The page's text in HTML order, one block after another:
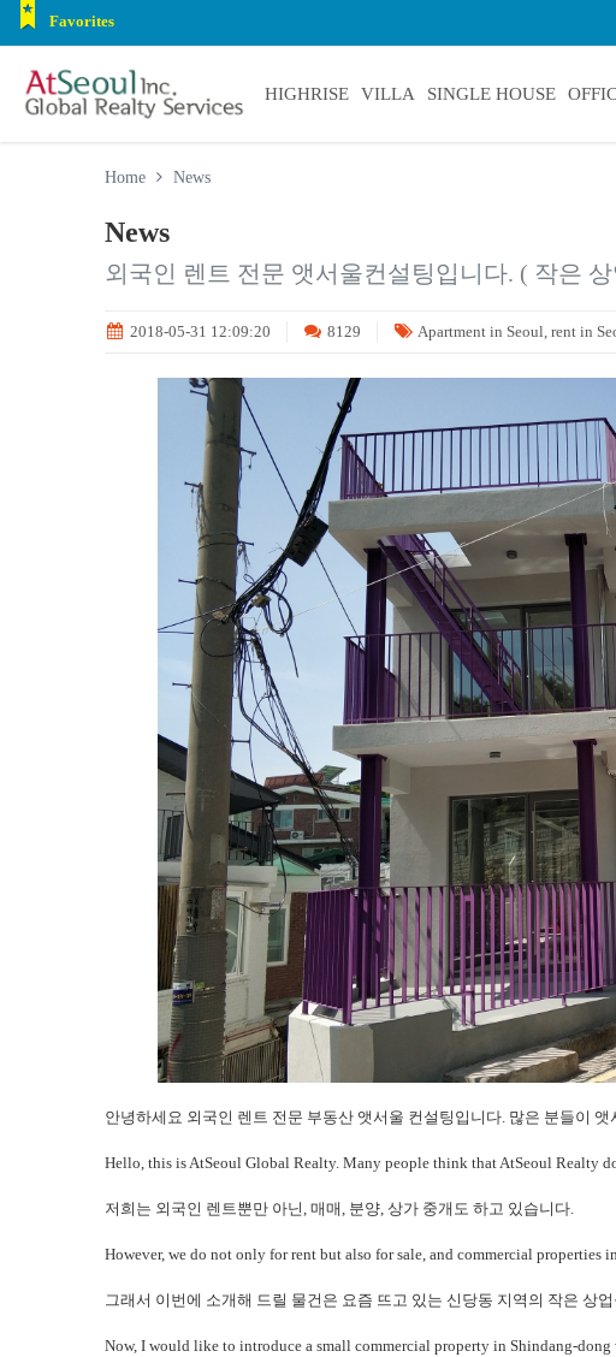
Favorites
HIGHRISE VILLA SINGLE HOUSE
Home News
News
외국인 렌트 전문 앳서울컨설팅입니다. ( 작은
2018-05-31 12:09:20 8129 Apartment in Seoul, rent in
안녕하세요 외국인 렌트 전문 부동산 앳서울 컨설팅입니다. 많은 분들이
Hello, this is AtSeoul Global Realty. Many people think that AtSeoul Realty
저희는 외국인 렌트뿐만 아닌, 매매, 분양, 상가 중개도 하고 있습니다.
However, we do not only for rent but also for sale, and commercial properties
그래서 이번에 소개해 드릴 물건은 요즘 뜨고 있는 신당동 지역의 작은 상
Now, I would like to introduce a small commercial property in Shindang-dong